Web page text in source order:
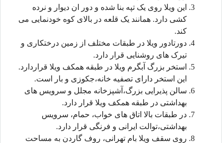
این ویلا روی یک تپه بنا شده و دور ان دیوار و نرده
کشی دارد. همانند یک قلعه در بالای کوه خودنمایی می
کند.
دورتادور ویلا در طبقات مختلف از زمین درختکاری و
تیرک های روشنایی قرار دارد.
استخر بزرگ آبگرم ویلا در طبقه همکف ویلا قراردارد.
این استخر دارای تصفیه خانه،جکوزی و بار است.
سالن پذیرایی بزرگ،آشپزخانه مجلل و سرویس های
بهداشتی در طبقه همکف ویلا قرار دارد.
در طبقات بالا اتاق های خواب، حمام، سرویس
بهداشتی،توالت ایرانی و فرنگی قرار دارد.
روی سقف ویلا بام تهرانی، روف گاردن به مساحت